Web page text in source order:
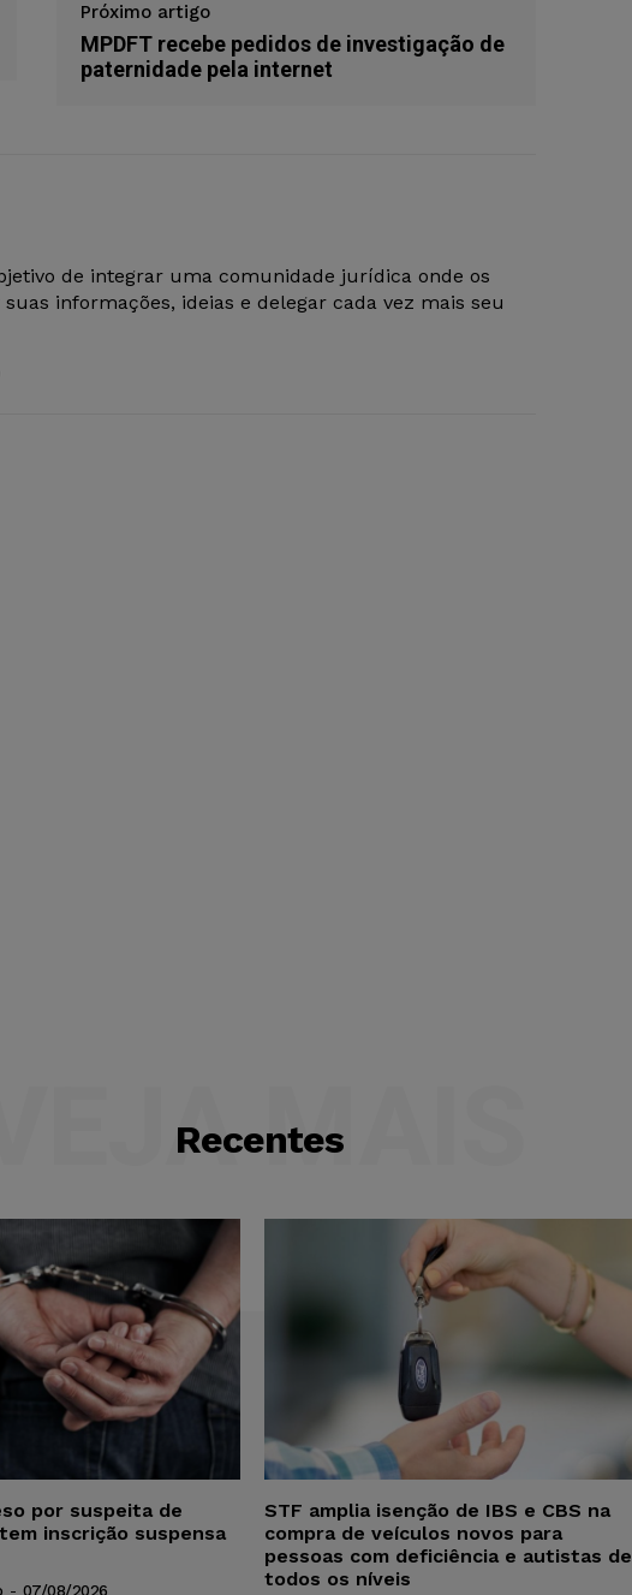
Próximo artigo
MPDFT recebe pedidos de investigação de
paternidade pela internet
de integrar uma comunidade jurídica onde os
informações, ideias e delegar cada vez mais seu
Recentes
VEJA MAIS
por suspeita de
inscrição suspensa
- 07/08/2026
STF amplia isenção de IBS e CBS na
compra de veículos novos para
pessoas com deficiência e autistas de
todos os níveis